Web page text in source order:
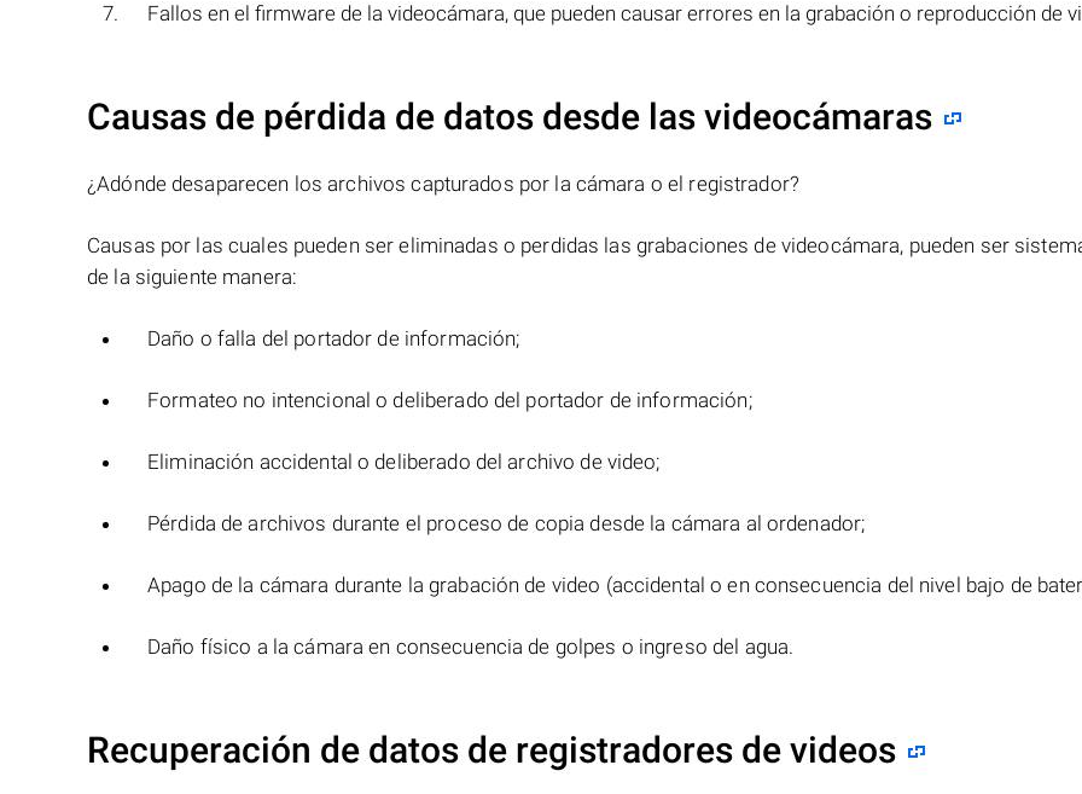
Fallos en el firmware de la videocámara, que pueden causar errores en la grabación o reproducción de
Causas de pérdida de datos desde las videocámaras
¿Adónde desaparecen los archivos capturados por la cámara o el registrador?
Causas por las cuales pueden ser eliminadas o perdidas las grabaciones de videocámara, pueden ser
de la siguiente manera:
Daño o falla del portador de información;
Formateo no intencional o deliberado del portador de información;
Eliminación accidental o deliberado del archivo de video;
Pérdida de archivos durante el proceso de copia desde la cámara al ordenador;
Apago de la cámara durante la grabación de video (accidental o en consecuencia del nivel bajo de
Daño físico a la cámara en consecuencia de golpes o ingreso del agua.
Recuperación de datos de registradores de videos